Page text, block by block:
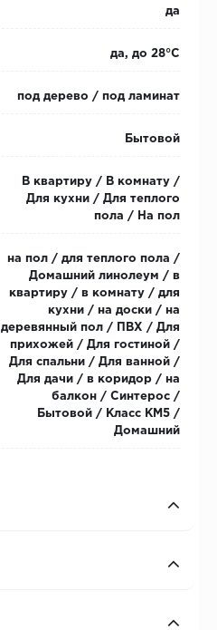
да
да, до 28°С
под дерево / под ламинат
Бытовой
В квартиру / В комнату /
Для кухни / Для теплого
пола / На пол
на пол / для теплого пола /
Домашний линолеум / в
квартиру / в комнату / для
кухни / на доски / на
деревянный пол / ПВХ / Для
прихожей / Для гостиной /
Для спальни / Для ванной /
Для дачи / в коридор / на
балкон / Синтерос /
Бытовой / Класс КМ5 /
Домашний